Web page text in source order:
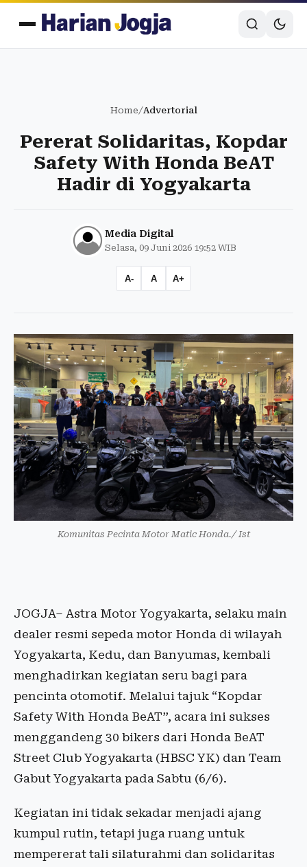
Home/Advertorial
Pererat Solidaritas, Kopdar
Safety With Honda BeAT
Hadir di Yogyakarta
Media Digital
Selasa, 09 Juni 2026 19:52 WIB
A- A A+
Komunitas Pecinta Motor Matic Honda./ Ist
JOGJA– Astra Motor Yogyakarta, selaku main
dealer resmi sepeda motor Honda di wilayah
Yogyakarta, Kedu, dan Banyumas, kembali
menghadirkan kegiatan seru bagi para
pencinta otomotif. Melalui tajuk “Kopdar
Safety With Honda BeAT”, acara ini sukses
menggandeng 30 bikers dari Honda BeAT
Street Club Yogyakarta (HBSC YK) dan Team
Gabut Yogyakarta pada Sabtu (6/6).
Kegiatan ini tidak sekadar menjadi ajang
kumpul rutin, tetapi juga ruang untuk
mempererat tali silaturahmi dan solidaritas